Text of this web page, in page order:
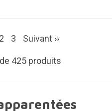
2 3 Suivant ››
425 produits